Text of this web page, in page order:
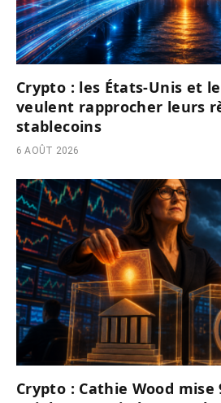
Crypto : les États-Unis et
veulent rapprocher leurs
stablecoins
6 AOÛT 2026
Crypto : Cathie Wood